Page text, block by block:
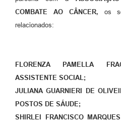
COMBATE AO CÂNCER, os
relacionados:
FLORENZA PAMELLA
ASSISTENTE SOCIAL;
JULIANA GUARNIERI DE
POSTOS DE SÁUDE;
SHIRLEI FRANCISCO